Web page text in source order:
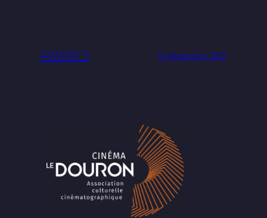
AVATAR 3 15 décembre 2025